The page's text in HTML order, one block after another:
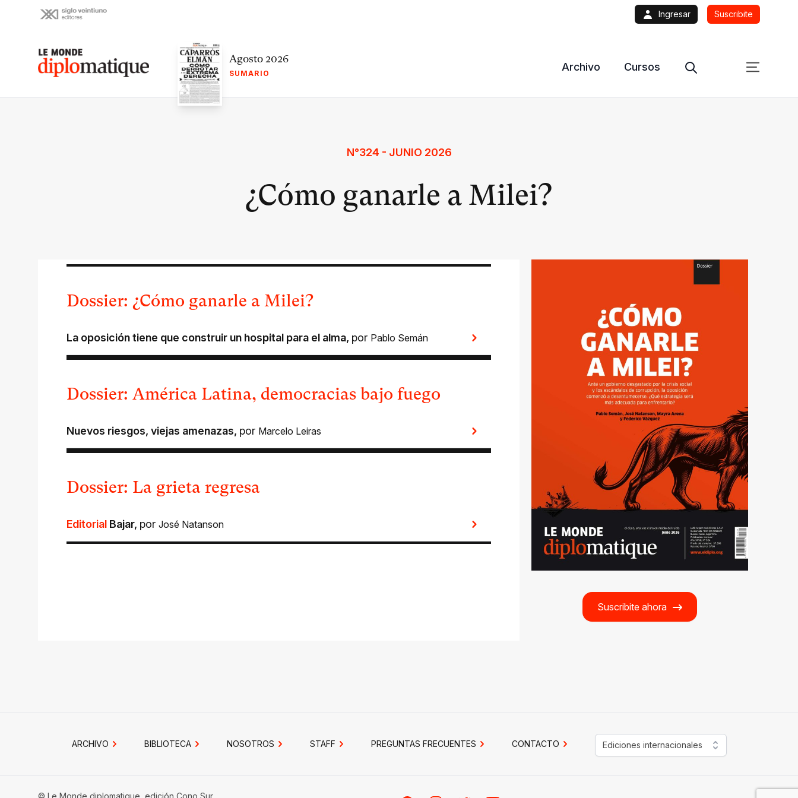
Ingresar Suscribite
Le monde diplomatique Agosto 2026
SUMARIO
Archivo Cursos
N°324 - JUNIO 2026
¿Cómo ganarle a Milei?
Suscribite ahora
Dossier: ¿Cómo ganarle a Milei?
La oposición tiene que construir un hospital para el alma, por Pablo Semán
Dossier: América Latina, democracias bajo fuego
Nuevos riesgos, viejas amenazas, por Marcelo Leiras
Dossier: La grieta regresa
Editorial Bajar, por José Natanson
ARCHIVO BIBLIOTECA NOSOTROS STAFF PREGUNTAS FRECUENTES CONTACTO Ediciones internacionales